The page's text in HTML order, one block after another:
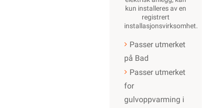
kun installeres av en
registrert
installasjonsvirksomhet.
Passer utmerket
på Bad
Passer utmerket
for
gulvoppvarming i